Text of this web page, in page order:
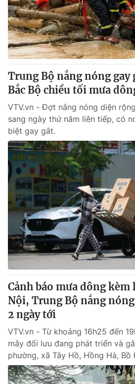
Trung Bộ nắng nóng gay
Bắc Bộ chiều tối mưa
VTV.vn - Đợt nắng nóng diện
sang ngày thứ năm liên tiếp, có
biệt gay gắt.
Cảnh báo mưa dông kèm
Nội, Trung Bộ nắng
2 ngày tới
VTV.vn - Từ khoảng 16h25 đến
mây đối lưu đang phát triển và
phường, xã Tây Hồ, Hồng Hà, Bồ